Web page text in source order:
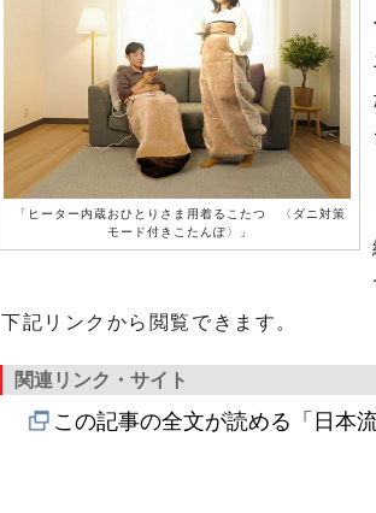
「ヒーター内蔵おひとりさま用着るこたつ 〈ダニ対策
モード付きこたんぽ〉」
下記リンクから閲覧できます。
関連リンク・サイト
この記事の全文が読める「日本